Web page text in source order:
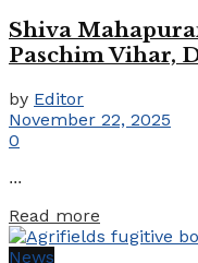
Shiva
Paschim Vihar,
by Editor
November 22, 2025
0
...
Read more
News